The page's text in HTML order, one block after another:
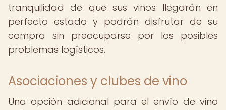
tranquilidad de que sus vinos llegarán en
perfecto estado y podrán disfrutar de su
compra sin preocuparse por los posibles
problemas logísticos.
Asociaciones y clubes de vino
Una opción adicional para el envío de vino